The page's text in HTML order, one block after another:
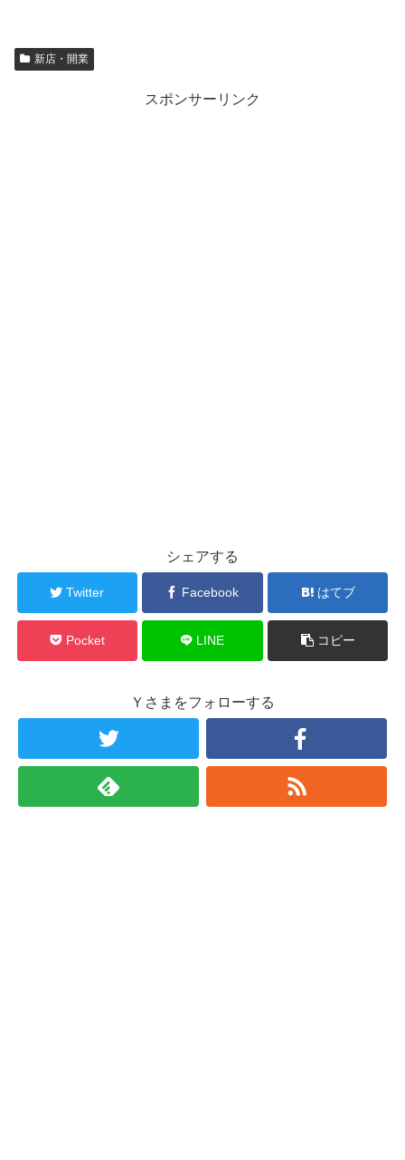
新店・開業
スポンサーリンク
シェアする
Twitter Facebook はてブ
Pocket LINE コピー
Ｙさまをフォローする